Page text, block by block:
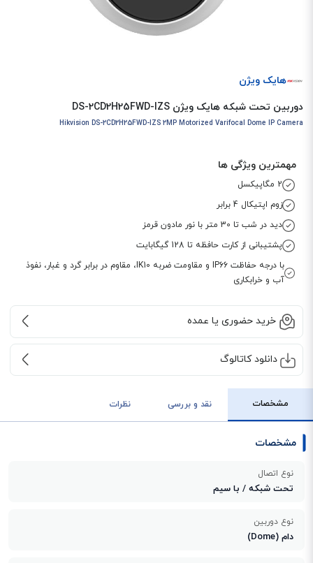
هایک ویژن
دوربین تحت شبکه هایک ویژن DS-2CD2H25FWD-IZS
Hikvision DS-2CD2H25FWD-IZS 2MP Motorized Varifocal Dome IP Camera
مهمترین ویژگی ها
2 مگاپیکسل
زوم اپتیکال 4 برابر
دید در شب تا 30 متر با نور مادون قرمز
پشتیبانی از کارت حافظه تا 128 گیگابایت
با درجه حفاظت IP66 و مقاومت ضربه IK10، مقاوم در برابر گرد و غبار، نفوذ
آب و خرابکاری
خرید حضوری یا عمده
دانلود کاتالوگ
مشخصات نقد و بررسی نظرات
مشخصات
نوع اتصال
تحت شبکه / با سیم
نوع دوربین
دام (Dome)